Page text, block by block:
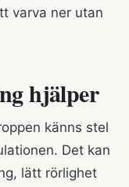
varva ner utan
hjälper
känns stel
Det kan
lätt rörlighet